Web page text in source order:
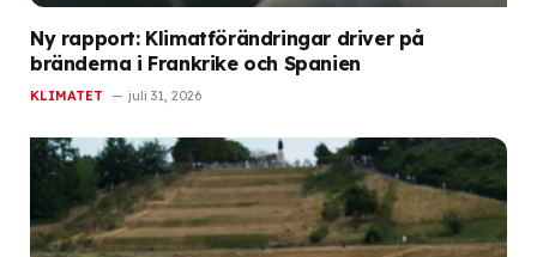
Ny rapport: Klimatförändringar driver på
bränderna i Frankrike och Spanien
KLIMATET juli 31, 2026